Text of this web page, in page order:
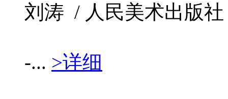
刘涛 / 人民美术出版
-... >详细